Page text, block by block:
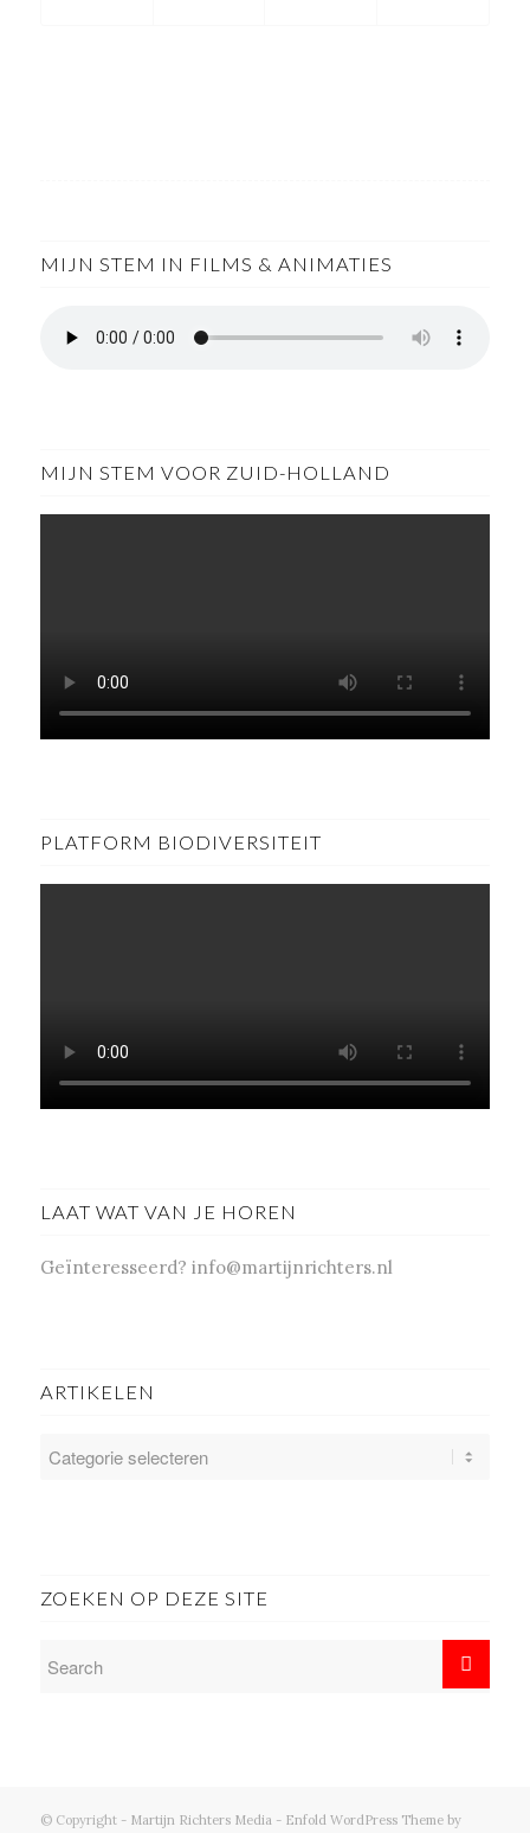
MIJN STEM IN FILMS & ANIMATIES
MIJN STEM VOOR ZUID-HOLLAND
PLATFORM BIODIVERSITEIT
LAAT WAT VAN JE HOREN
Geïnteresseerd? info@martijnrichters.nl
ARTIKELEN
ARTIKELEN
ZOEKEN OP DEZE SITE
© Copyright - Martijn Richters Media- Enfold WordPress Theme by